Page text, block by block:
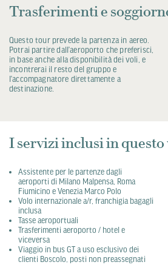
Trasferimenti e
Questo tour prevede la partenza in aereo.
Potrai partire dall’aeroporto che preferisci,
in base anche alla disponibilità dei voli, e
incontrerai il resto del gruppo e
l’accompagnatore direttamente a
destinazione.
I servizi inclusi in questo
Assistente per le partenze dagli
aeroporti di Milano Malpensa, Roma
Fiumicino e Venezia Marco Polo
Volo internazionale a/r, franchigia bagagli
inclusa
Tasse aeroportuali
Trasferimenti aeroporto / hotel e
viceversa
Viaggio in bus GT a uso esclusivo dei
clienti Boscolo, posti non preassegnati